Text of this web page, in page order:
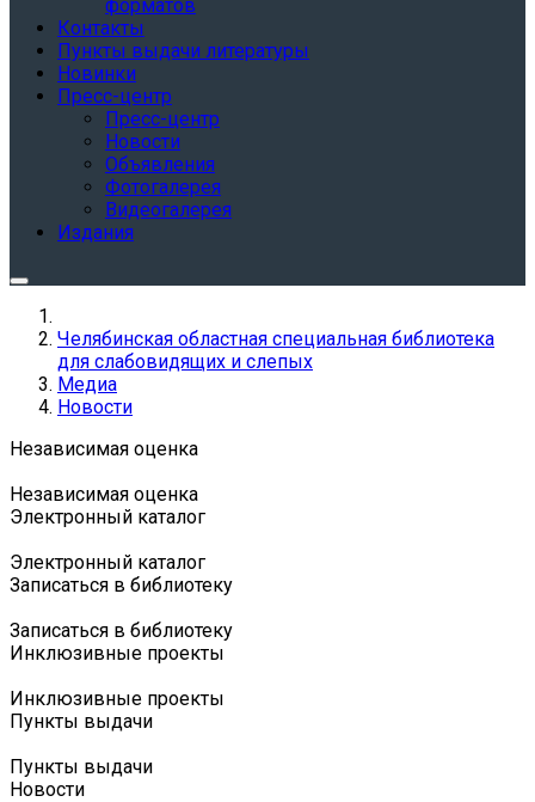
форматов
Контакты
Пункты выдачи литературы
Новинки
Пресс-центр
Пресс-центр
Новости
Объявления
Фотогалерея
Видеогалерея
Издания
Челябинская областная специальная библиотека
для слабовидящих и слепых
Медиа
Новости
Независимая оценка
Независимая оценка
Электронный каталог
Электронный каталог
Записаться в библиотеку
Записаться в библиотеку
Инклюзивные проекты
Инклюзивные проекты
Пункты выдачи
Пункты выдачи
Новости